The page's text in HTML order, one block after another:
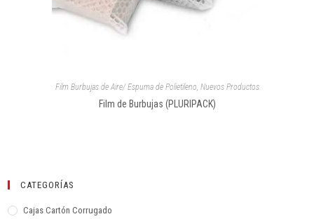
Film Burbujas de Aire/ Espuma de Polietileno, Nuevos Productos
Film de Burbujas (PLURIPACK)
CATEGORÍAS
Cajas Cartón Corrugado